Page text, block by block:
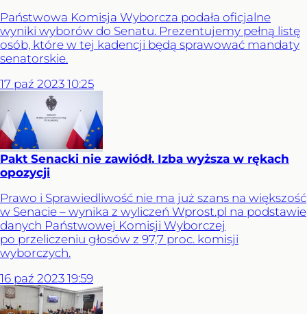
Państwowa Komisja Wyborcza podała oficjalne
wyniki wyborów do Senatu. Prezentujemy pełną listę
osób, które w tej kadencji będą sprawować mandaty
senatorskie.
17 paź 2023 10:25
Pakt Senacki nie zawiódł. Izba wyższa w rękach
opozycji
Prawo i Sprawiedliwość nie ma już szans na większość
w Senacie – wynika z wyliczeń Wprost.pl na podstawie
danych Państwowej Komisji Wyborczej
po przeliczeniu głosów z 97,7 proc. komisji
wyborczych.
16 paź 2023 19:59